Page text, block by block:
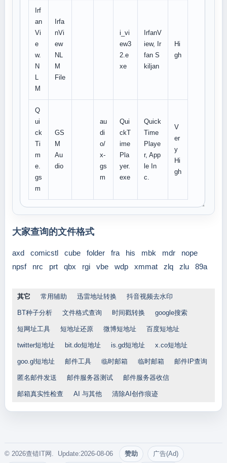
Irf
an
Vi
e
w.
N
L
M
Irfa
nVi
ew
NL
M
File
i_vi
ew3
2.e
xe
IrfanV
iew, Ir
fan S
kiljan
Hi
gh
Q
ui
ck
Ti
m
e.
gs
m
GS
M
Au
dio
au
di
o/
x-
gs
m
Qui
ckT
ime
Pla
yer.
exe
Quick
Time
Playe
r, App
le In
c.
V
er
y
Hi
gh
大家查询的文件格式
axd comicstl cube folder fra his mbk mdr
nope
npsf
nrc prt qbx rgi vbe wdp xmmat zlq zlu 89a
其它 常用辅助 迅雷地址转换 抖音视频去水印
BT种子分析 文件格式查询 时间戳转换 google搜索
短网址工具 短地址还原 微博短地址 百度短地址
twitter短地址 bit.do短地址 is.gd短地址 x.co短地址
goo.gl短地址 邮件工具 临时邮箱 临时邮箱 邮件IP查询
匿名邮件发送 邮件服务器测试 邮件服务器收信
邮箱真实性检查 AI 与其他 清除AI创作痕迹
© 2026查错IT网. Update:2026-08-06 赞助 广告(Ad)